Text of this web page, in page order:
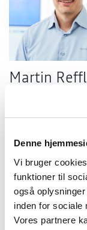
Denne
Vi bruger
funktioner til
også
inden for sociale
Vores partnere
Martin
mr@krogsgaard-